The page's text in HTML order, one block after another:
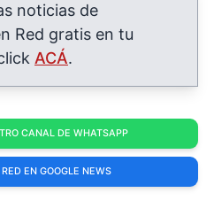
noticias de
Red gratis en tu
ACÁ.
CANAL DE WHATSAPP
EN GOOGLE NEWS